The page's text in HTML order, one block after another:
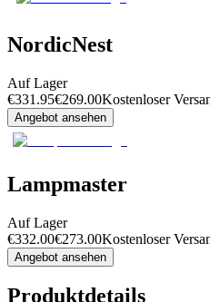
NordicNest
Auf Lager
€331.95€269.00Kostenloser
Angebot ansehen
Lampmaster
Auf Lager
€332.00€273.00Kostenloser
Angebot ansehen
Produktdetails